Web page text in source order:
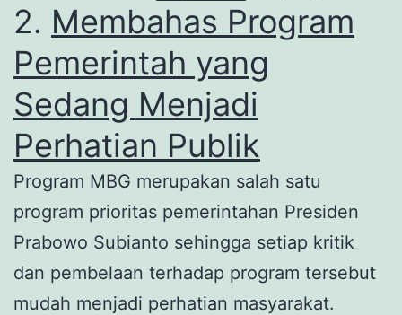
2. Membahas Program
Pemerintah yang
Sedang Menjadi
Perhatian Publik
Program MBG merupakan salah satu
program prioritas pemerintahan Presiden
Prabowo Subianto sehingga setiap kritik
dan pembelaan terhadap program tersebut
mudah menjadi perhatian masyarakat.